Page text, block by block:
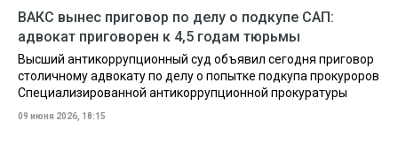
ВАКС вынес приговор по делу о подкупе САП:
адвокат приговорен к 4,5 годам тюрьмы
Высший антикоррупционный суд объявил сегодня приговор
столичному адвокату по делу о попытке подкупа прокуроров
Специализированной антикоррупционной прокуратуры
09 июня 2026, 18:15